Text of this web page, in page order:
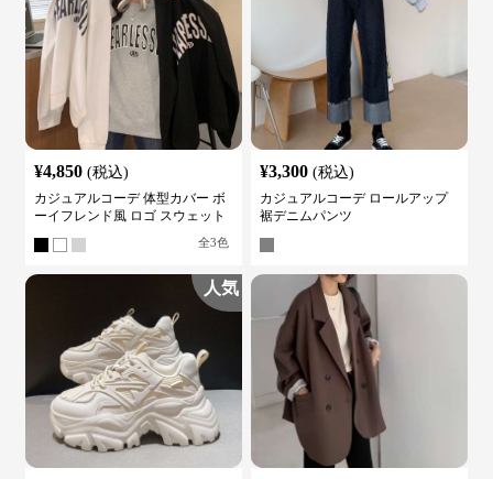
¥4,850 (税込)
カジュアルコーデ 体型カバー ボ
ーイフレンド風 ロゴ スウェット
全3色
¥3,300 (税込)
カジュアルコーデ ロールアップ
裾デニムパンツ
人気